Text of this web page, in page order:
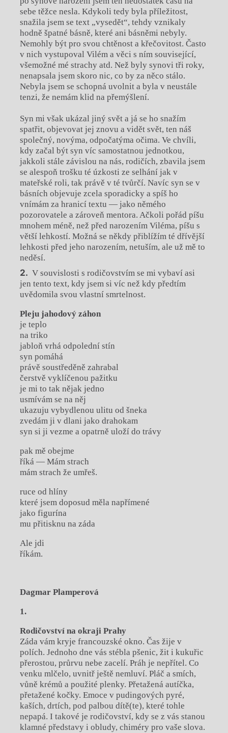
sebe těžce nesla. Kdykoli tedy byla příležitost,
snažila jsem se text „vysedět“, tehdy vznikaly
hodně špatné básně, které ani básněmi nebyly.
Nemohly být pro svou chtěnost a křečovitost. Často
v nich vystupoval Vilém a věci s ním související,
všemožné mé strachy atd. Než byly synovi tři roky,
nenapsala jsem skoro nic, co by za něco stálo.
Nebyla jsem se schopná uvolnit a byla v neustále
tenzi, že nemám klid na přemýšlení.
Syn mi však ukázal jiný svět a já se ho snažím
spatřit, objevovat jej znovu a vidět svět, ten náš
společný, novýma, odpočatýma očima. Ve chvíli,
kdy začal být syn víc samostatnou jednotkou,
jakkoli stále závislou na nás, rodičích, zbavila jsem
se alespoň trošku té úzkosti ze selhání jak v
mateřské roli, tak právě v té tvůrčí. Navíc syn se v
básních objevuje zcela sporadicky a spíš ho
vnímám za hranicí textu — jako němého
pozorovatele a zároveň mentora. Ačkoli pořád píšu
mnohem méně, než před narozením Viléma, píšu s
větší lehkostí. Možná se někdy přiblížím té dřívější
lehkosti před jeho narozením, netuším, ale už mě to
neděsí.
V souvislosti s rodičovstvím se mi vybaví asi
jen tento text, kdy jsem si víc než kdy předtím
uvědomila svou vlastní smrtelnost.
Pleju jahodový záhon
je teplo
na triko
jabloň vrhá odpolední stín
syn pomáhá
právě soustředěně zahrabal
čerstvě vyklíčenou pažitku
je mi to tak nějak jedno
usmívám se na něj
ukazuju vybydlenou ulitu od šneka
zvedám ji v dlani jako drahokam
syn si ji vezme a opatrně uloží do trávy
pak mě obejme
říká — Mám strach
mám strach že umřeš.
ruce od hlíny
které jsem doposud měla napřímené
jako figurína
mu přitisknu na záda
Ale jdi
říkám.
Dagmar Plamperová
1.
Rodičovství na okraji Prahy
Záda vám kryje francouzské okno. Čas žije v
polích. Jednoho dne vás stébla pšenic, žit i kukuřic
přerostou, průrvu nebe zacelí. Práh je nepřítel. Co
venku mlčelo, uvnitř ještě nemluví. Pláč a smích,
vůně krémů a použité plenky. Přetažená autíčka,
přetažené kočky. Emoce v pudingových pyré,
kaších, drtích, pod palbou dítě(te), které tohle
nepapá. I takové je rodičovství, kdy se z vás stanou
klamné představy i obludy, chiméry pro vaše slova.